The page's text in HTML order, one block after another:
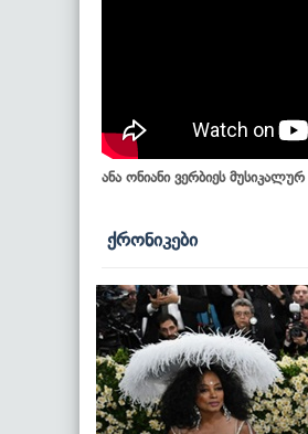
ანა ონიანი ვერბიეს
ქრონიკები